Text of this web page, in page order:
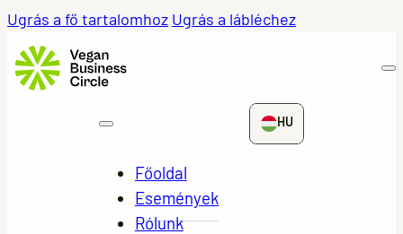
Ugrás a fő tartalomhoz Ugrás a lábléchez
HU
Főoldal
Események
Rólunk